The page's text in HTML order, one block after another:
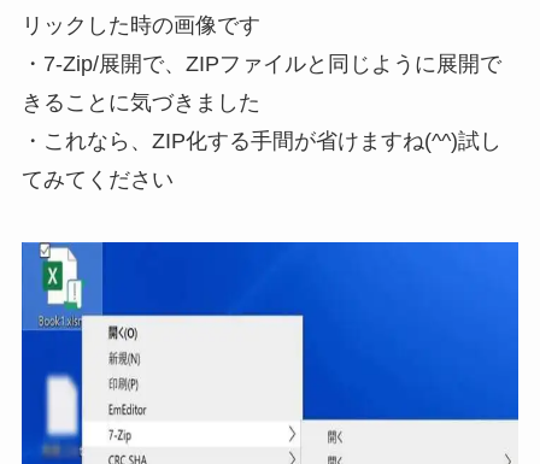
リックした時の画像です
・7-Zip/展開で、ZIPファイルと同じように展開で
きることに気づきました
・これなら、ZIP化する手間が省けますね(^^)試し
てみてください